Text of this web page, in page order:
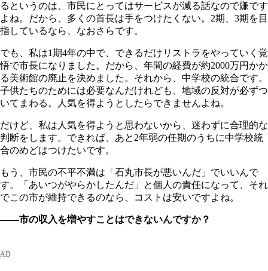
るというのは、市民にとってはサービスが減る話なので嫌です
よね。だから、多くの首長は手をつけたくない。2期、3期を目
指しているなら、なおさらです。
でも、私は1期4年の中で、できるだけリストラをやっていく覚
悟で市長になりました。だから、年間の経費が約2000万円かか
る美術館の廃止を決めました。それから、中学校の統合です。
子供たちのためには必要なんだけれども、地域の反対が必ずつ
いてまわる。人気を得ようとしたらできませんよね。
だけど、私は人気を得ようと思わないから、迷わずに合理的な
判断をします。できれば、あと2年弱の任期のうちに中学校統
合のめどはつけたいです。
もう、市民の不平不満は「石丸市長が悪いんだ」でいいんで
す。「あいつがやらかしたんだ」と個人の責任になって、それ
でこの市が維持できるのなら、コストは安いですよね。
――市の収入を増やすことはできないんですか？